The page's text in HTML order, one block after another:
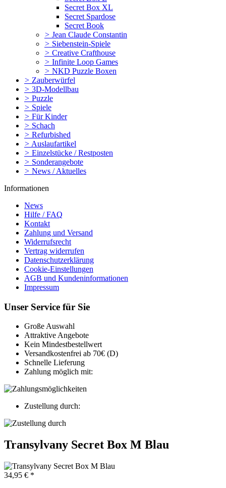
Secret Box XL
Secret Spardose
Secret Book
> Jean Claude Constantin
> Siebenstein-Spiele
> Creative Crafthouse
> Infinite Loop Games
> NKD Puzzle Boxen
> Zauberwürfel
> 3D-Modellbau
> Puzzle
> Spiele
> Für Kinder
> Schach
> Refurbished
> Auslaufartikel
> Einzelstücke / Restposten
> Sonderangebote
> News / Aktuelles
Informationen
News
Hilfe / FAQ
Kontakt
Zahlung und Versand
Widerrufsrecht
Vertrag widerrufen
Datenschutzerklärung
Cookie-Einstellungen
AGB und Kundeninformationen
Impressum
Unser Service für Sie
Große Auswahl
Attraktive Angebote
Kein Mindestbestellwert
Versandkostenfrei ab 70€ (D)
Schnelle Lieferung
Zahlung möglich mit:
Zustellung durch:
Transylvany Secret Box M Blau
34,95 € *